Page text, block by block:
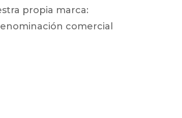
propia marca:
comercial